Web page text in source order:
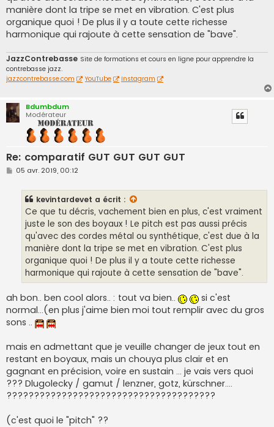
manière dont la tripe se met en vibration. C'est plus
organique quoi ! De plus il y a toute cette richesse
harmonique qui rajoute à cette sensation de "bave".
JazzContrebasse Site de formations et cours en ligne pour apprendre la
contrebasse jazz.
jazzcontrebasse.com
YouTube Instagram
Bdumbdum
Modérateur
Re: comparatif GUT GUT GUT GUT
M
05 avr. 2019, 00:12
kevintardevet a écrit :
Ce que tu décris, vachement bien en plus, c'est vraiment
juste le son des boyaux ! Le pitch est pas aussi précis
qu'avec des cordes métal ou synthétique, c'est due à la
manière dont la tripe se met en vibration. C'est plus
organique quoi ! De plus il y a toute cette richesse
harmonique qui rajoute à cette sensation de "bave".
ah bon.. ben cool alors.. : tout va bien..
si c'est
normal...(en plus j'aime bien moi tout remplir avec du gros
sons ..
mais en admettant que je veuille changer de jeux tout en
restant en boyaux, mais un chouya plus clair et en
gagnant en précision, voire en sustain ... je vais vers quoi
??? Dlugolecky / gamut / lenzner, gotz, kürschner....
??????????????????????????????????????
(c'est quoi le "pitch" ??